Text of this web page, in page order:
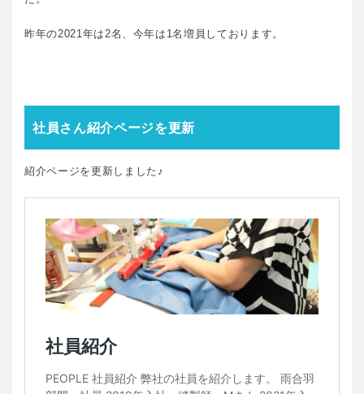
昨年の2021年は2名、今年は1名増員しております。
社員さん紹介ページを更新
紹介ページを更新しました♪